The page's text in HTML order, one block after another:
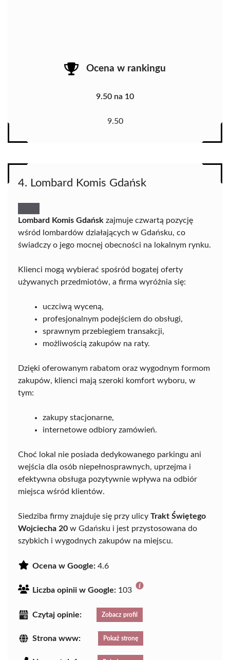
Ocena w rankingu
9.50 na 10
9.50
4. Lombard Komis Gdańsk
Lombard Komis Gdańsk zajmuje czwartą pozycję
wśród lombardów działających w Gdańsku, co
świadczy o jego mocnej obecności na lokalnym rynku.
Klienci mogą wybierać spośród bogatej oferty
używanych przedmiotów, a firma wyróżnia się:
uczciwą wyceną,
profesjonalnym podejściem do obsługi,
sprawnym przebiegiem transakcji,
możliwością zakupów na raty.
Dzięki oferowanym rabatom oraz wygodnym formom
zakupów, klienci mają szeroki komfort wyboru, w
tym:
zakupy stacjonarne,
internetowe odbiory zamówień.
Choć lokal nie posiada dedykowanego parkingu ani
wejścia dla osób niepełnosprawnych, uprzejma i
efektywna obsługa pozytywnie wpływa na odbiór
miejsca wśród klientów.
Siedziba firmy znajduje się przy ulicy Trakt Świętego
Wojciecha 20 w Gdańsku i jest przystosowana do
szybkich i wygodnych zakupów na miejscu.
Ocena w Google: 4.6
Liczba opinii w Google: 103
Czytaj opinie: Zobacz profil
Strona www: Pokaż stronę